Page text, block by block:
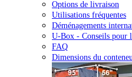
Options de livraison
Utilisations fréquentes
Déménagements
U-Box - Conseils pour
FAQ
Dimensions du